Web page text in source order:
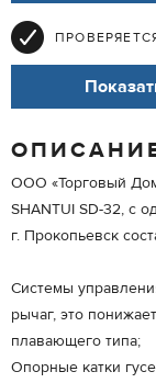
ООО «Торговый Дом
SHANTUI SD-32, с
г. Прокопьевск
Системы
рычаг, это
плавающего типа;
Опорные катки